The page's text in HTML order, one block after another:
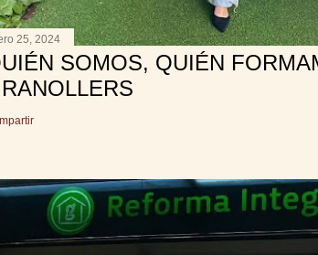
25, 2024
SOMOS, QUIÉN